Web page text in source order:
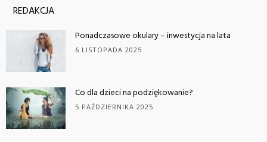
REDAKCJA
Ponadczasowe okulary – inwestycja na lata
6 LISTOPADA 2025
Co dla dzieci na podziękowanie?
5 PAŹDZIERNIKA 2025